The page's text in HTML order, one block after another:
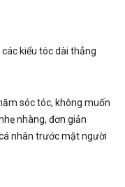
kiểu tóc dài thẳng
sóc tóc, không muốn
nhàng, đơn giản
nhân trước mặt người